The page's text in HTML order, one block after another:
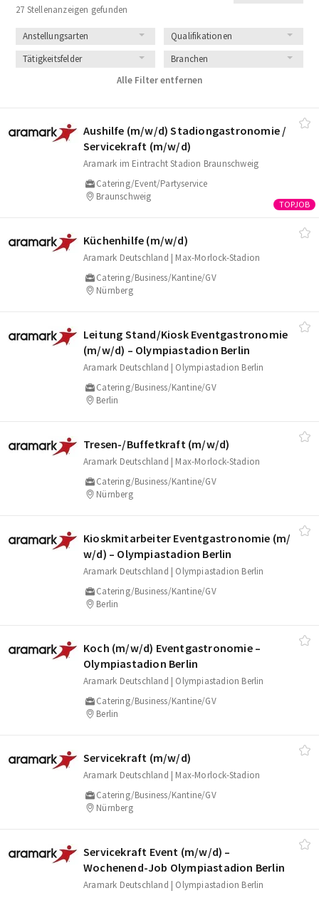
27 Stellenanzeigen gefunden
Anstellungsarten
Qualifikationen
Tätigkeitsfelder
Branchen
Alle Filter entfernen
Aushilfe (m/​w/​d) Stadiongastronomie /​
Servicekraft (m/​w/​d)
Aramark im Eintracht Stadion Braunschweig
Catering/Event/Partyservice
Braunschweig
Küchenhilfe (m/​w/​d)
Aramark Deutschland | Max-Morlock-Stadion
Catering/Business/Kantine/GV
Nürnberg
Leitung Stand/​Kiosk Eventgastronomie
(m/​w/​d) – Olympiastadion Berlin
Aramark Deutschland | Olympiastadion Berlin
Catering/Business/Kantine/GV
Berlin
Tresen-/​Buffetkraft (m/​w/​d)
Aramark Deutschland | Max-Morlock-Stadion
Catering/Business/Kantine/GV
Nürnberg
Kioskmitarbeiter Eventgastronomie (m/​
w/​d) – Olympiastadion Berlin
Aramark Deutschland | Olympiastadion Berlin
Catering/Business/Kantine/GV
Berlin
Koch (m/​w/​d) Eventgastronomie –
Olympiastadion Berlin
Aramark Deutschland | Olympiastadion Berlin
Catering/Business/Kantine/GV
Berlin
Servicekraft (m/​w/​d)
Aramark Deutschland | Max-Morlock-Stadion
Catering/Business/Kantine/GV
Nürnberg
Servicekraft Event (m/​w/​d) –
Wochenend‑Job Olympiastadion Berlin
Aramark Deutschland | Olympiastadion Berlin